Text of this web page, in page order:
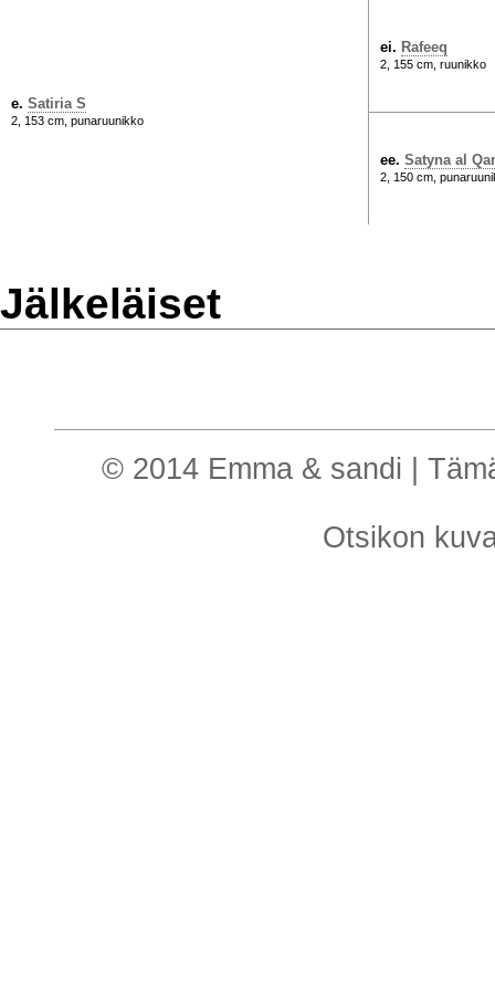
e. Satiria S
2, 153 cm, punaruunikko
ei. Rafeeq
2, 155 cm, ruunikko
ee. Satyna al
2, 150 cm,
Jälkeläiset
© 2014 Emma & sandi |
Otsikon